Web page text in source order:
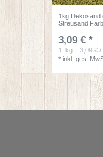
1kg Dekosand
Streusand
3,09 € *
1 kg | 3,09 € /
*inkl. ges.